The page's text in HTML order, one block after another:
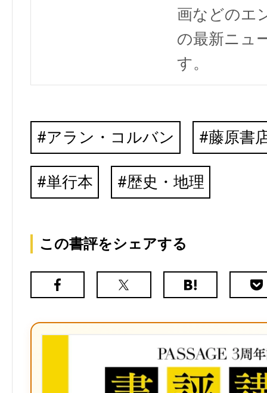
画などのエ
の最新ニュ
す。
アラン・コルバン 藤原書
単行本 歴史・地理
この書評をシェアする
Facebook
X（旧
は
ク
マ
ー
ク